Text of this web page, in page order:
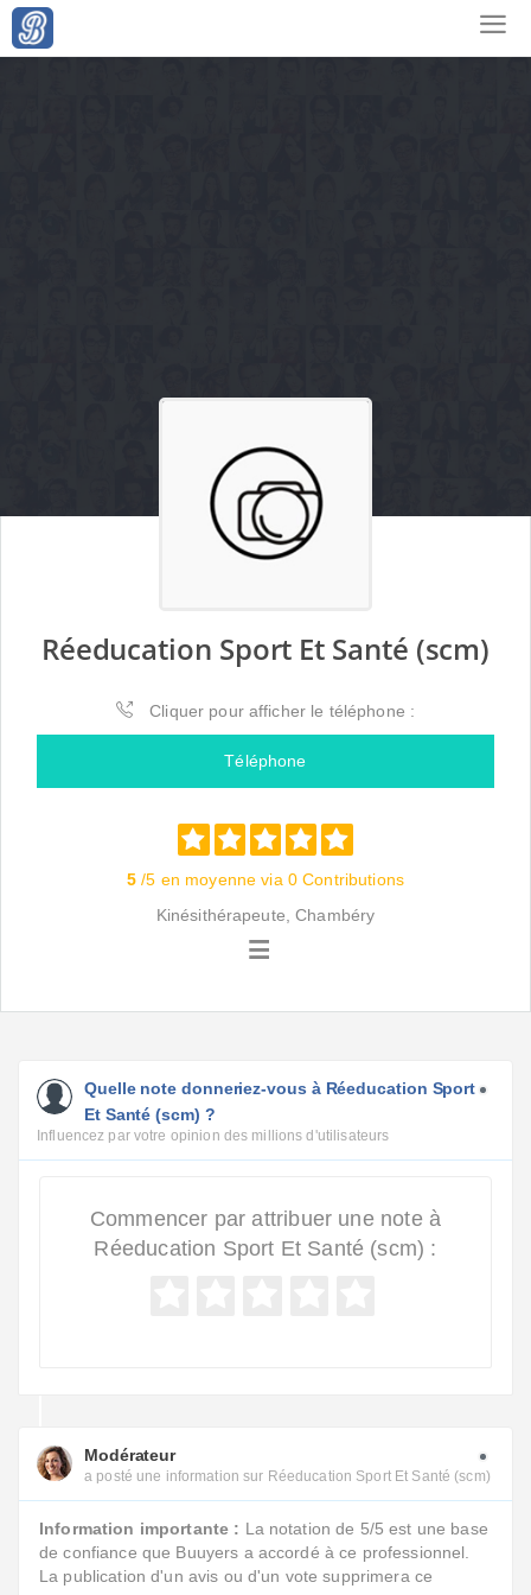
Réeducation Sport Et Santé (scm)
Cliquer pour afficher le téléphone :
Téléphone
5 /5 en moyenne via 0 Contributions
Kinésithérapeute, Chambéry
Quelle note donneriez-vous à Réeducation Sport
Et Santé (scm) ?
Influencez par votre opinion des millions d'utilisateurs
Commencer par attribuer une note à
Réeducation Sport Et Santé (scm) :
Modérateur
a posté une information sur Réeducation Sport Et Santé (scm)
Information importante : La notation de 5/5 est une base
de confiance que Buuyers a accordé à ce professionnel.
La publication d'un avis ou d'un vote supprimera ce